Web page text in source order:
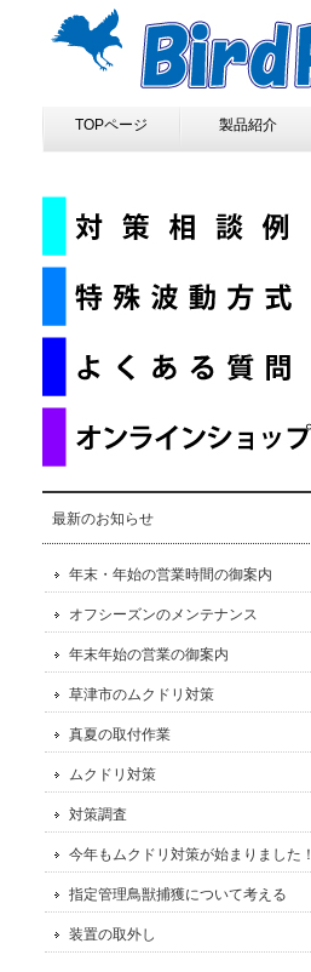
TOPページ 製品紹介
最新のお知らせ
年末・年始の営業時間の御案内
オフシーズンのメンテナンス
年末年始の営業の御案内
草津市のムクドリ対策
真夏の取付作業
ムクドリ対策
対策調査
今年もムクドリ対策が始まりました！
指定管理鳥獣捕獲について考える
装置の取外し